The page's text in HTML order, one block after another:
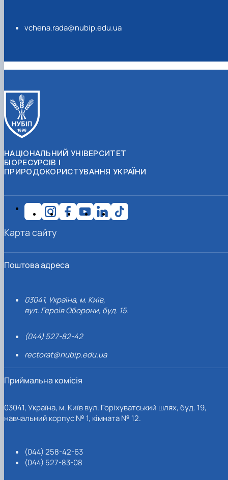
vchena.rada@nubip.edu.ua
НАЦІОНАЛЬНИЙ УНІВЕРСИТЕТ
БІОРЕСУРСІВ І
ПРИРОДОКОРИСТУВАННЯ УКРАЇНИ
Поштова адреса
03041, Україна, м. Київ,
вул. Героїв Оборони, буд. 15.
(044) 527-82-42
rectorat@nubip.edu.ua
Приймальна комісія
03041, Україна, м. Київ вул. Горіхуватський шлях, буд. 19,
навчальний корпус № 1, кімната № 12.
(044) 258-42-63
(044) 527-83-08
Карта сайту